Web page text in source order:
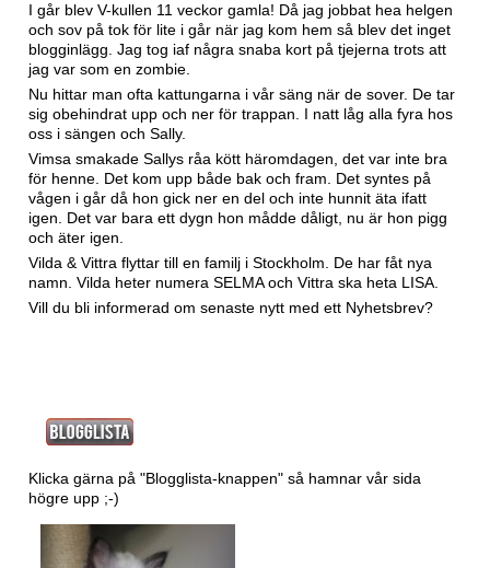
I går blev V-kullen 11 veckor gamla! Då jag jobbat hea helgen
och sov på tok för lite i går när jag kom hem så blev det inget
blogginlägg. Jag tog iaf några snaba kort på tjejerna trots att
jag var som en zombie.
Nu hittar man ofta kattungarna i vår säng när de sover. De tar
sig obehindrat upp och ner för trappan. I natt låg alla fyra hos
oss i sängen och Sally.
Vimsa smakade Sallys råa kött häromdagen, det var inte bra
för henne. Det kom upp både bak och fram. Det syntes på
vågen i går då hon gick ner en del och inte hunnit äta ifatt
igen. Det var bara ett dygn hon mådde dåligt, nu är hon pigg
och äter igen.
Vilda & Vittra flyttar till en familj i Stockholm. De har fåt nya
namn. Vilda heter numera SELMA och Vittra ska heta LISA.
Vill du bli informerad om senaste nytt med ett Nyhetsbrev?
Klicka gärna på "Blogglista-knappen" så hamnar vår sida
högre upp ;-)